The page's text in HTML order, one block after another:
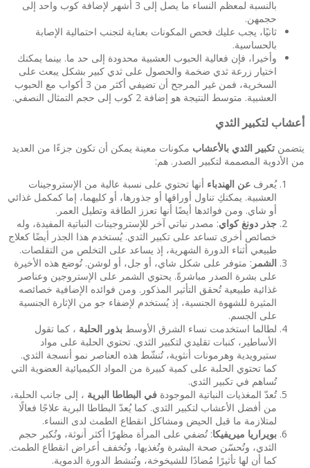
بالنسبة لمعظم النساء ما يصل إلى 3 أشهر لإضافة كوب واحد إلى
حجمهن.
ثانيًا، يجب عليك فحص المكونات بعناية لتجنب احتمالية الإصابة
بالحساسية.
وأخيرا، فإن فعالية الحبوب العشبية محدودة إلى حد ما. بينما يمكنك
اختيار زرعة ثدي ضخمة والحصول على ثدي كبير بشكل يبعث على
السخرية، فمن غير المرجح أن تضيفي أكثر من 3 أكواب مع الحبوب
العشبية. متوسط النتيجة هو إضافة 2 كوب إلى حجم التمثال النصفي.
أعشاب لتكبير الثدي
يتضمن تكبير الثدي بالأعشاب مكونات معينة يمكن أن تكون جزءًا من العديد
من الأدوية المصممة لتكبير الصدر. هم:
يُعرف عن الهندباء أنها تحتوي على نسبة عالية من الإستروجينات
العشبية. يمكنكِ تناول أوراقها أو جذورها، أو كليهما، إما كمكمل غذائي
أو شاي. ومن فوائدها أيضًا أنها تعزز الطاقة وتطيل العمر.
جذر دونغ كواي: مصدر نباتي آخر للإستروجينات النباتية المفيدة، وله
خصائص أخرى تساعد على تكبير الثدي. يُستخدم هذا الجذر أيضًا كعلاج
طبيعي أثناء الدورة الشهرية، إذ يساعد على التخلص من التقلصات.
الشمر : متوفر على شكل شاي، أو جل، أو لوشن. تُوضع هذه الأخيرة
على بشرة الصدر مباشرةً. يحتوي الشمر على الإستروجين وعناصر
غذائية طبيعية تُحقق التأثير المذكور. ومن فوائده الإضافية خصائصه
المثيرة للشهوة الجنسية، إذ يُستخدم لإضفاء جو من الإثارة الجنسية
على الجسم.
لطالما استخدمت نساء الشرق الأوسط بذور الحلبة ، كما تقول
الأساطير، كنبات تقليدي لتكبير الثدي. تحتوي الحلبة على مواد
ستيرويدية وهرمونات أنثوية، تُنشّط هذه العناصر نمو أنسجة الثدي.
كما تحتوي الحلبة على كمية كبيرة من المواد الكيميائية العضوية التي
تُساهم في تكبير الثدي.
تُعدّ المغذيات النباتية الموجودة في البطاطا البرية ، إلى جانب الحلبة،
من أفضل الأعشاب لتكبير الثدي. كما يُعدّ البطاطا البرية علاجًا فعالًا
لمتلازمة ما قبل الحيض ومشاكل انقطاع الطمث لدى النساء.
بويراريا ميريفيكا: تُضفي على المرأة مظهرًا أكثر أنوثة، وتُكبر حجم
الثدي، وتُحسّن صحة البشرة وتُغذيها، وتُخفف أعراض انقطاع الطمث.
كما أن لها تأثيرًا مُضادًا للشيخوخة، وتُنشط الدورة الدموية.